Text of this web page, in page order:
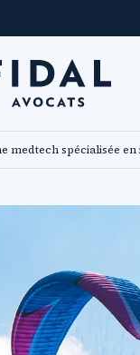
medtech spécialisée